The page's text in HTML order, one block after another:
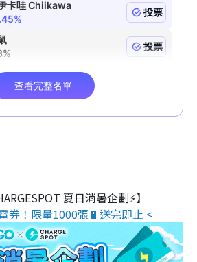
夏日消暑企劃⚡】
券！限量1000張🔋送完即止 <